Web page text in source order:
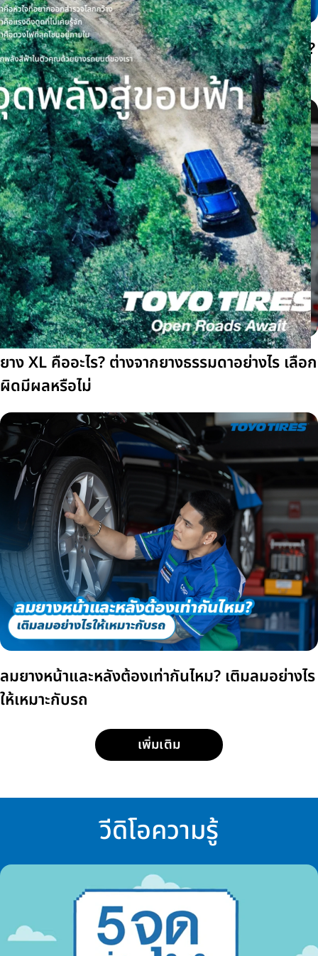
ยางสึกตรงกลางหรือสึกขอบสองด้านเกิดจากอะไร?
เช็กลมยางก่อนต้องเปลี่ยนยาง
ยาง XL คืออะไร? ต่างจากยางธรรมดาอย่างไร เลือก
ผิดมีผลหรือไม่
ลมยางหน้าและหลังต้องเท่ากันไหม? เติมลมอย่างไร
ให้เหมาะกับรถ
เพิ่มเติม
วีดิโอความรู้